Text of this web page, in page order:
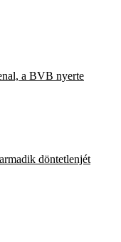
a BVB nyerte
döntetlenjét